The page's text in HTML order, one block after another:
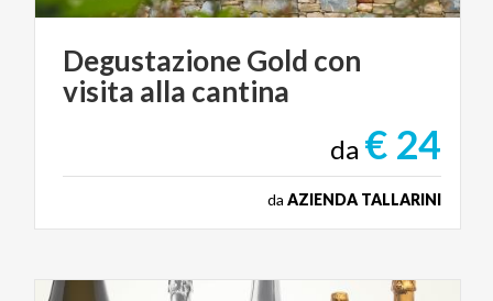
DegustazioneGold con
visita alla cantina
da € 24
da AZIENDA TALLARINI